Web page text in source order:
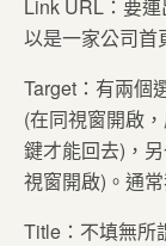
Link URL：要
以是一家公司首
Target：有兩個
(在同視窗開啟
鍵才能回去)，
視窗開啟)。通
Title：不填無所